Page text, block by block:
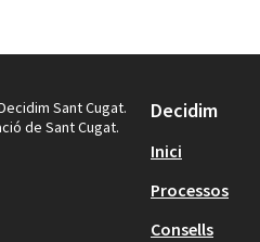
Sant Cugat.
de Sant Cugat.
Decidim
Inici
Processos
Consells